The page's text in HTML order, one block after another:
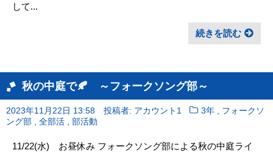
して...
続きを読む
秋の中庭で🍂 ～フォークソング部～
2023年11月22日 13:58 投稿者: アカウント1 3年 , フォークソ
ング部 , 全部活 , 部活動
11/22(水) お昼休み フォークソング部による秋の中庭ライ